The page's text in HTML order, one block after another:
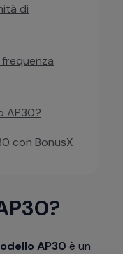
di
AP30?
con BonusX
AP30 è un